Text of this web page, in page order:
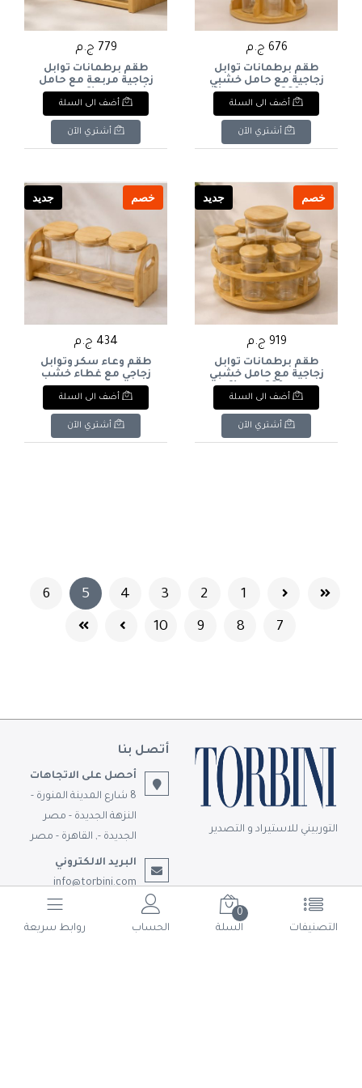
التصنيفات
0
السلة
الحساب روابط سريعة
676 ج.م
طقم برطمانات توابل
زجاجية مع حامل خشبي
دوار 360 درجة دورين (8
برطمانات بغطاء خشب).
& : 8-Piece Glass Spice
Jar Set with 360°
Rotating 2-Tier Wooden
أضف الى السلة
أشتري الآن
779 ج.م
طقم برطمانات توابل
زجاجية مربعة مع حامل
خشبي مدرج (8 برطمانات
Piece Square Glass Spice
Jar Set with Tiered
Wooden/Bamboo Stand.
أضف الى السلة
أشتري الآن
خصم جديد
919 ج.م
طقم برطمانات توابل
زجاجية مع حامل خشبي
دوار 360 درجة (9
برطمانات بغطاء خشب).
& : 9-Piece Glass Spice
Jar Set with 360°
Rotating Wooden
أضف الى السلة
أشتري الآن
خصم جديد
434 ج.م
طقم وعاء سكر وتوابل
زجاجي مع غطاء خشب
بفتحة ملعقة وحامل
Piece Glass
Seasoning/Sugar Bowl
Set with Wooden Lids
أضف الى السلة
أشتري الآن
1
2
3
4
5
6
7
8
9
10
التوربيني للاستيراد و التصدير
أتصل بنا
أحصل على الاتجاهات
8 شارع المدينة المنورة -
النزهة الجديدة - مصر
الجديدة -, القاهرة - مصر
البريد الالكتروني
info@torbini.com
تابعونا